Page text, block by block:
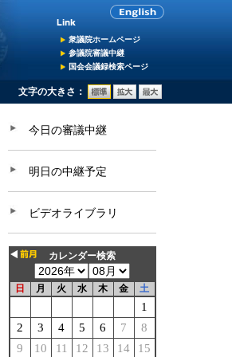
衆議院ホームページ
参議院審議中継
国会会議録検索ページ
文字の大きさ：
今日の審議中継
明日の中継予定
ビデオライブラリ
カレンダー検索
日 月 火 水 木 金 土
1
2
3 4 5 6 7
8
9
10 11 12 13 14
15